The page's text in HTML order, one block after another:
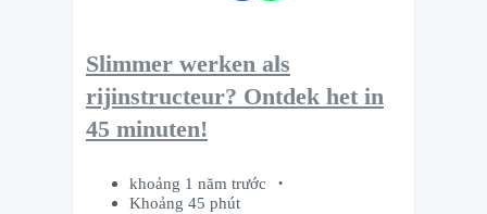
Slimmer werken als
rijinstructeur? Ontdek het in
45 minuten!
khoảng 1 năm trước
Khoảng 45 phút